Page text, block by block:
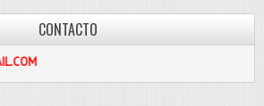
CONTACTO